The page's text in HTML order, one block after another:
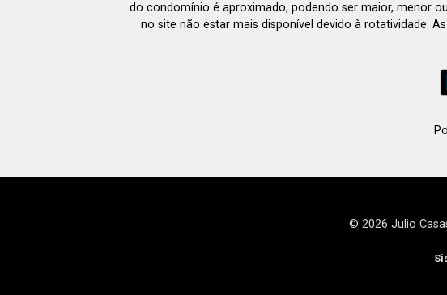
do condomínio é aproximado, podendo ser maior, menor
no site não estar mais disponível devido à rotatividade.
© 2026 Julio